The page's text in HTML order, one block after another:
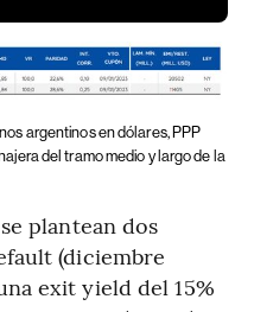
argentinos en dólares, PPP
del tramo medio y largo de la
plantean dos
(diciembre
exit yield del 15%